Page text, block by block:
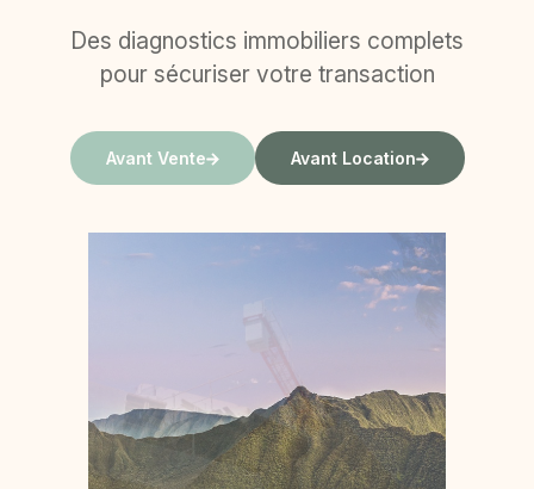
Des diagnostics immobiliers complets
pour sécuriser votre transaction
Avant Vente Avant Location
Le diagnostic PEMD pour